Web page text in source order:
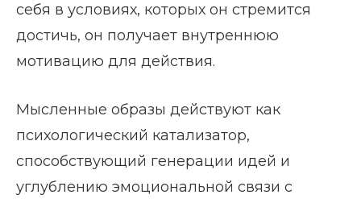
себя в условиях, которых он стремится
достичь, он получает внутреннюю
мотивацию для действия.
Мысленные образы действуют как
психологический катализатор,
способствующий генерации идей и
углублению эмоциональной связи с